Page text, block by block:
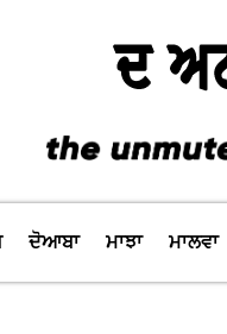
ਦੋਆਬਾ ਮਾਝਾ ਮਾਲਵਾ